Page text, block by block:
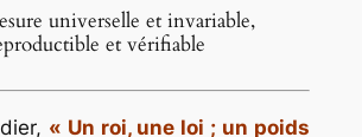
universelle et invariable,
et vérifiable
« Un roi, une loi ; un poids